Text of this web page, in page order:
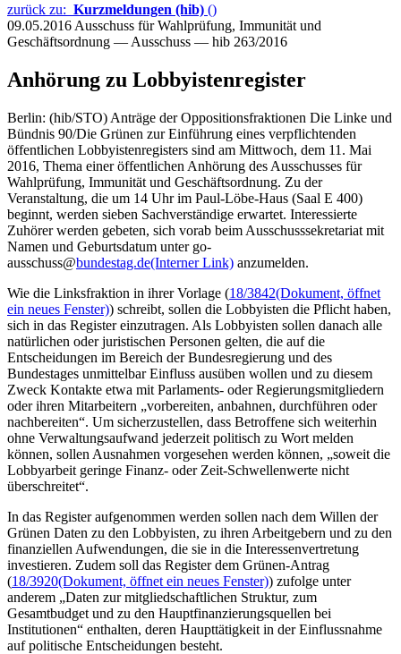
zurück zu: Kurzmeldungen (hib) ()
09.05.2016 Ausschuss für Wahlprüfung, Immunität und
Geschäftsordnung — Ausschuss — hib 263/2016
Anhörung zu Lobbyistenregister
Berlin: (hib/STO) Anträge der Oppositionsfraktionen Die Linke und
Bündnis 90/Die Grünen zur Einführung eines verpflichtenden
öffentlichen Lobbyistenregisters sind am Mittwoch, dem 11. Mai
2016, Thema einer öffentlichen Anhörung des Ausschusses für
Wahlprüfung, Immunität und Geschäftsordnung. Zu der
Veranstaltung, die um 14 Uhr im Paul-Löbe-Haus (Saal E 400)
beginnt, werden sieben Sachverständige erwartet. Interessierte
Zuhörer werden gebeten, sich vorab beim Ausschusssekretariat mit
Namen und Geburtsdatum unter go-
ausschuss@bundestag.de(Interner Link) anzumelden.
Wie die Linksfraktion in ihrer Vorlage (18/3842(Dokument, öffnet
ein neues Fenster)) schreibt, sollen die Lobbyisten die Pflicht haben,
sich in das Register einzutragen. Als Lobbyisten sollen danach alle
natürlichen oder juristischen Personen gelten, die auf die
Entscheidungen im Bereich der Bundesregierung und des
Bundestages unmittelbar Einfluss ausüben wollen und zu diesem
Zweck Kontakte etwa mit Parlaments- oder Regierungsmitgliedern
oder ihren Mitarbeitern „vorbereiten, anbahnen, durchführen oder
nachbereiten“. Um sicherzustellen, dass Betroffene sich weiterhin
ohne Verwaltungsaufwand jederzeit politisch zu Wort melden
können, sollen Ausnahmen vorgesehen werden können, „soweit die
Lobbyarbeit geringe Finanz- oder Zeit-Schwellenwerte nicht
überschreitet“.
In das Register aufgenommen werden sollen nach dem Willen der
Grünen Daten zu den Lobbyisten, zu ihren Arbeitgebern und zu den
finanziellen Aufwendungen, die sie in die Interessenvertretung
investieren. Zudem soll das Register dem Grünen-Antrag
(18/3920(Dokument, öffnet ein neues Fenster)) zufolge unter
anderem „Daten zur mitgliedschaftlichen Struktur, zum
Gesamtbudget und zu den Hauptfinanzierungsquellen bei
Institutionen“ enthalten, deren Haupttätigkeit in der Einflussnahme
auf politische Entscheidungen besteht.